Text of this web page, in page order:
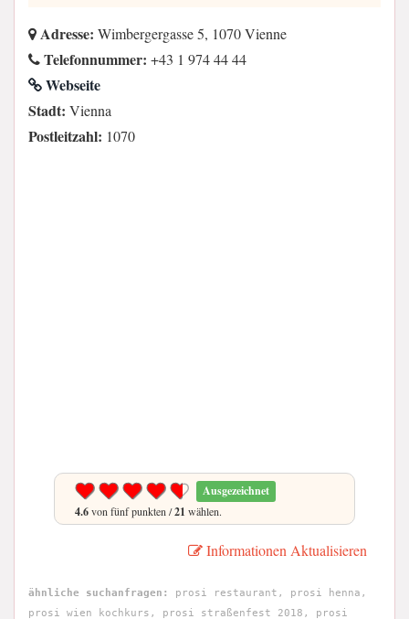
Adresse: Wimbergergasse 5, 1070 Vienne
Telefonnummer: +43 1 974 44 44
Webseite
Stadt: Vienna
Postleitzahl: 1070
Ausgezeichnet
4.6von fünf punkten /21 wählen.
Informationen Aktualisieren
ähnliche suchanfragen:
prosi restaurant, prosi henna,
prosi wien kochkurs, prosi straßenfest 2018, prosi